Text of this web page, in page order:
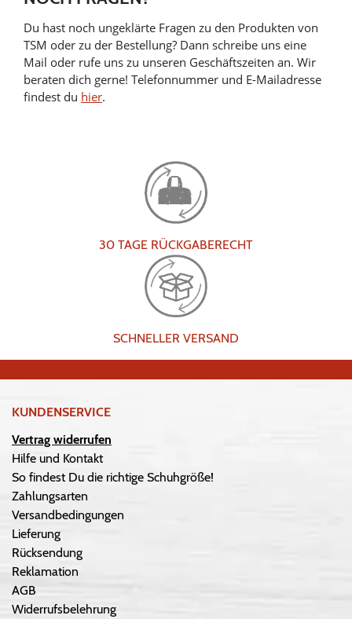
Du hast noch ungeklärte Fragen zu den Produkten von
TSM oder zu der Bestellung? Dann schreibe uns eine
Mail oder rufe uns zu unseren Geschäftszeiten an. Wir
beraten dich gerne! Telefonnummer und E-Mailadresse
findest du hier.
30 TAGE RÜCKGABERECHT
SCHNELLER VERSAND
KUNDENSERVICE
Vertrag widerrufen
Hilfe und Kontakt
So findest Du die richtige Schuhgröße!
Zahlungsarten
Versandbedingungen
Lieferung
Rücksendung
Reklamation
AGB
Widerrufsbelehrung